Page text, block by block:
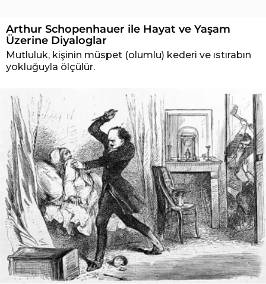
Arthur Schopenhauer ile Hayat ve Yaşam
Üzerine Diyaloglar
Mutluluk, kişinin müspet (olumlu) kederi ve ıstırabın
yokluğuyla ölçülür.